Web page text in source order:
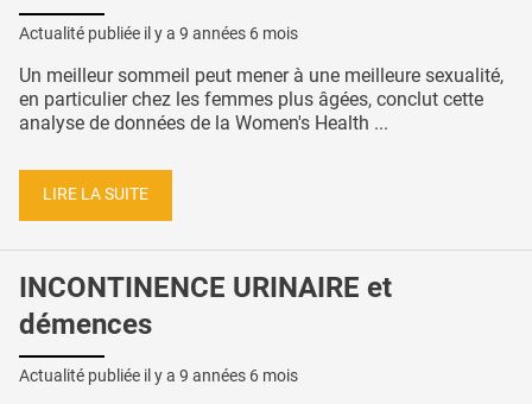
Actualité publiée il y a 9 années 6 mois
Un meilleur sommeil peut mener à une meilleure sexualité,
en particulier chez les femmes plus âgées, conclut cette
analyse de données de la Women's Health ...
LIRE LA SUITE
INCONTINENCE URINAIRE et
démences
Actualité publiée il y a 9 années 6 mois